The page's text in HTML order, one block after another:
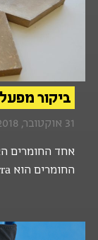
ביקור
31 אוקטובר, 2018 / סתיו כהן
אחד החומרים
החומרים הוא Terra, חומר המיוצר מאדמה וסיבים טבעיים....